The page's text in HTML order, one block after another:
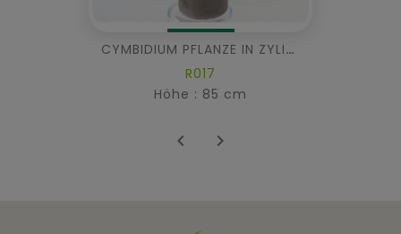
CYMBIDIUM PFLANZE IN ZYLINDRISCHER PFLANZTOPF FIBER
R017
Höhe : 85 cm
 